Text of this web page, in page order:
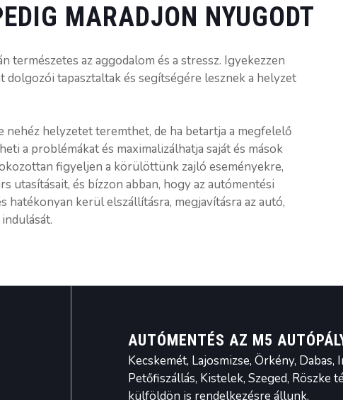
MARADJON NYUGODT
természetes az aggodalom és a stressz. Igyekezzen
dolgozói tapasztaltak és segítségére lesznek a helyzet
nehéz helyzetet teremthet, de ha betartja a megfelelő
a problémákat és maximalizálhatja saját és mások
figyeljen a körülöttünk zajló eseményekre,
utasításait, és bízzon abban, hogy az autómentési
hatékonyan kerül elszállításra, megjavításra az autó,
AUTÓMENTÉS AZ M5
Kecskemét, Lajosmizse, Örkény,
Petőfiszállás, Kistelek, Szeged, Röszke
külföldön is rendelkezésre állunk.